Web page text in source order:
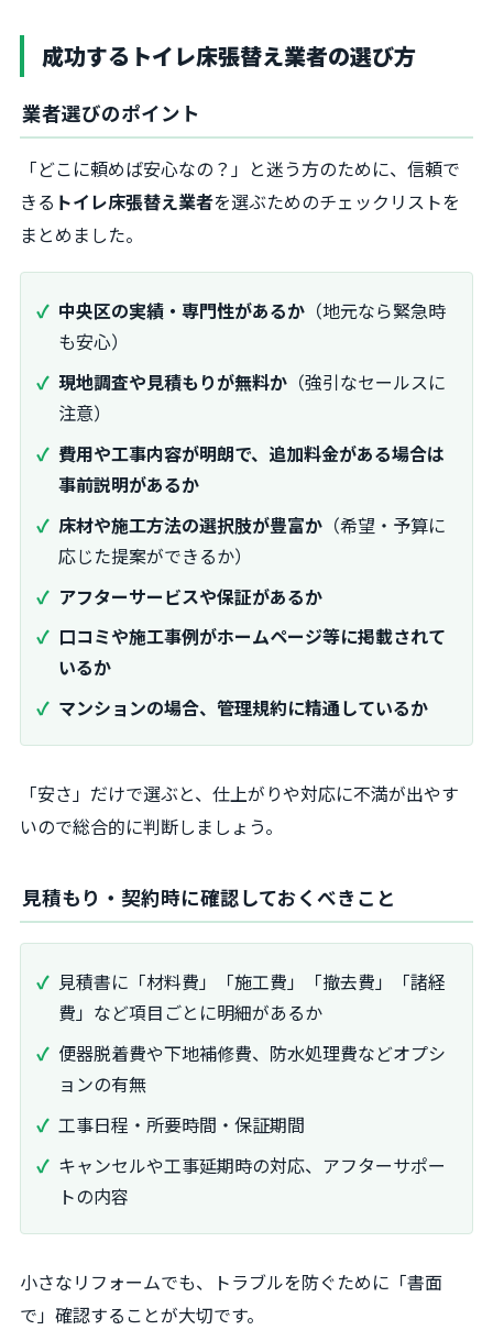
成功するトイレ床張替え業者の選び方
業者選びのポイント
「どこに頼めば安心なの？」と迷う方のために、信頼で
きる トイレ床張替え業者を選ぶためのチェックリストを
まとめました。
中央区の実績・専門性があるか （地元なら緊急時
も安心）
現地調査や見積もりが無料か （強引なセールスに
注意）
費用や工事内容が明朗で、追加料金がある場合は
事前説明があるか
床材や施工方法の選択肢が豊富か （希望・予算に
応じた提案ができるか）
アフターサービスや保証があるか
口コミや施工事例がホームページ等に掲載されて
いるか
マンションの場合、管理規約に精通しているか
「安さ」だけで選ぶと、仕上がりや対応に不満が出やす
いので総合的に判断しましょう。
見積もり・契約時に確認しておくべきこと
見積書に「材料費」「施工費」「撤去費」「諸経
費」など項目ごとに明細があるか
便器脱着費や下地補修費、防水処理費などオプシ
ョンの有無
工事日程・所要時間・保証期間
キャンセルや工事延期時の対応、アフターサポー
トの内容
小さなリフォームでも、トラブルを防ぐために「書面
で」確認することが大切です。